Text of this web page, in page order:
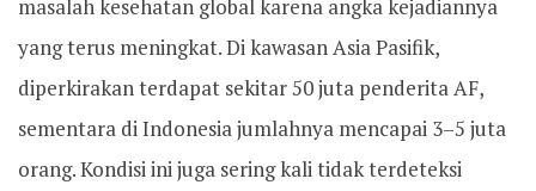
masalah kesehatan global karena angka kejadiannya
yang terus meningkat. Di kawasan Asia Pasifik,
diperkirakan terdapat sekitar 50 juta penderita AF,
sementara di Indonesia jumlahnya mencapai 3–5 juta
orang. Kondisi ini juga sering kali tidak terdeteksi